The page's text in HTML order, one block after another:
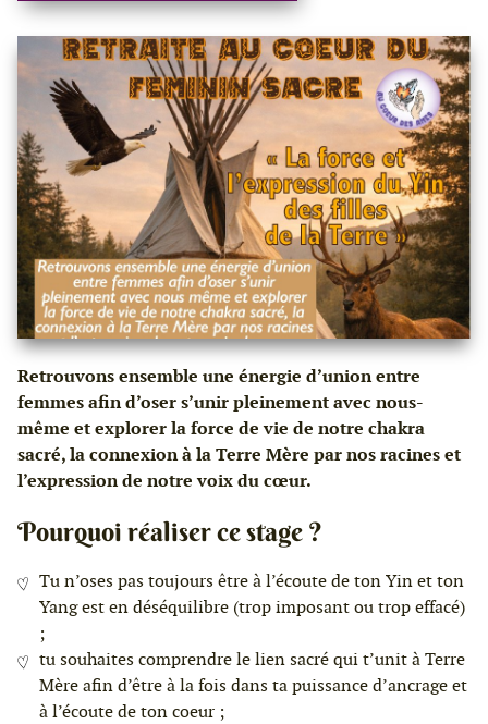
Retrouvons ensemble une énergie d’union entre
femmes afin d’oser s’unir pleinement avec nous-
même et explorer la force de vie de notre chakra
sacré, la connexion à la Terre Mère par nos racines et
l’expression de notre voix du cœur.
Pourquoi réaliser ce stage ?
Tu n’oses pas toujours être à l’écoute de ton Yin et ton
Yang est en déséquilibre (trop imposant ou trop effacé)
;
tu souhaites comprendre le lien sacré qui t’unit à Terre
Mère afin d’être à la fois dans ta puissance d’ancrage et
à l’écoute de ton coeur ;